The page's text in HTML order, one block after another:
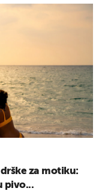
za motiku:
pivo...